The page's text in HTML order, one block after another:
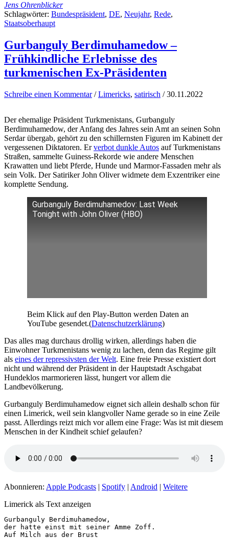
Jens Ohrenblicker
Schlagwörter: Bundespräsident, DE, Neujahr, Rede,
Staatsoberhaupt
Gurbanguly Berdimuhamedow –
Frühkindliche Erlebnisse des
turkmenischen Ex-Präsidenten
Schreibe einen Kommentar /Limericks, satirisch /30.11.2022
Der ehemalige Präsident Turkmenistans, Gurbanguly
Berdimuhamedow, der Anfang des Jahres sein Amt an seinen Sohn
Serdar übergab, gehört zu den schillernsten Figuren im Kabinett der
vergessenen Diktatoren. Erverbot dunkle Autos auf Turkmenistans
Straßen, sammelte Guiness-Rekorde wie andere Menschen
Krawatten und liebt Pferde, Hunde und Marmor-Fassaden mehr als
sein Volk. Der Satiriker John Oliver widmete dem Exzentriker eine
komplette Sendung.
Gurbanguly Berdimuhamedov: Last Week
Tonight with John Oliver (HBO)
Beim Klick auf den Play-Button werden Daten an
YouTube gesendet.(Datenschutzerklärung)
Das alles mag durchaus drollig wirken, allerdings haben die
Einwohner Turkmenistans wenig zu lachen, denn das Regime gilt
als eines der repressivsten der Welt. Eine freie Presse existiert dort
nicht und während der Präsident in der Hauptstadt Aschgabat
Hundeklos marmorieren lässt, hungert vor allem die
Landbevölkerung.
Gurbanguly Berdimuhamedow eignet sich allein deshalb schon für
einen Limerick, weil sein klangvoller Name gerade so in eine Zeile
passt. Allerdings reizt mich vor allem eine Frage: Was ist mit diesem
Menschen in der Kindheit schief gelaufen?
Abonnieren: Apple Podcasts | Spotify | Android | Weitere
Limerick als Text anzeigen
Gurbanguly Berdimuhamedow,
der hatte einst mit seiner Amme Zoff.
Auf Milch aus der Brust